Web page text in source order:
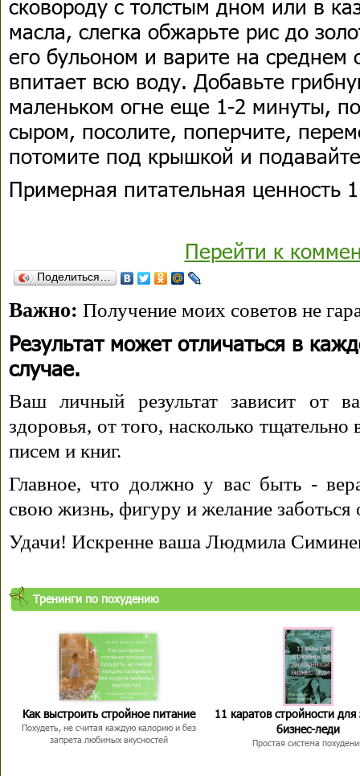
сковороду с толстым дном или в
масла, слегка обжарьте рис до
его бульоном и варите на среднем
впитает всю воду. Добавьте
маленьком огне еще 1-2 минуты,
сыром, посолите, поперчите,
потомите под крышкой и
Примерная питательная ценность
Перейти к
Поделиться…
Важно: Получение моих советов не
Результат может отличаться в
случае.
Ваш личный результат зависит от
здоровья, от того, насколько
писем и книг.
Главное, что должно у вас быть -
свою жизнь, фигуру и желание заботься
Удачи! Искренне ваша Людмила
Тренинги по похудению
Как выстроить стройное питание
Похудеть, не считая каждую калорию и без
запрета любимых вкусностей
11 каратов стройности для
бизнес-леди
Простая система